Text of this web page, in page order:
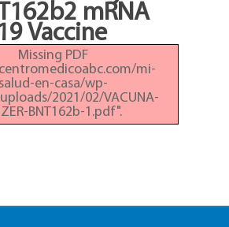
mRNA
Vaccine
Missing PDF
mi-
salud-en-casa/wp-
2021/02/VACUNA-
BNT162b-1.pdf".